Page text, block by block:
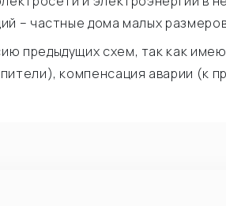
– частные дома малых
предыдущих схем, так как
компенсация аварии (к